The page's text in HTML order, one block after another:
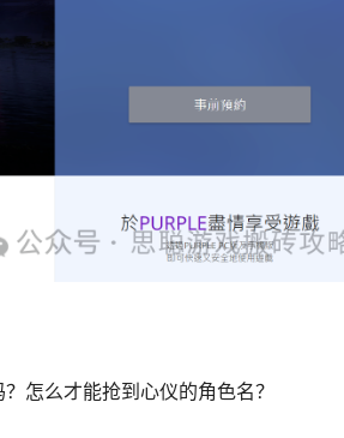
怎么才能抢到心仪的角色名？